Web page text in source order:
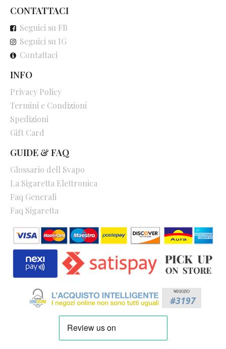
CONTATTACI
Seguici su FB
Seguici su IG
Contattaci
INFO
Privacy Policy
Termini e Condizioni
Spedizioni
Gift Card
GUIDE & FAQ
Glossario dell Svapo
La Sigaretta Elettronica
Faq Generali
Faq Sigaretta